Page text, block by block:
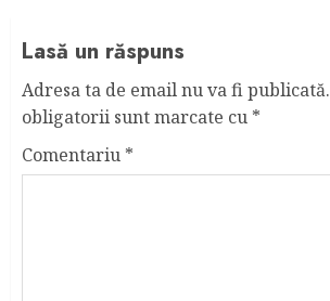
Lasă un răspuns
Adresa ta de email nu va fi publicată.
obligatorii sunt marcate cu *
Comentariu *